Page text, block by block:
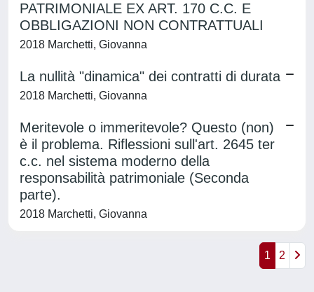
PATRIMONIALE EX ART. 170 C.C. E
OBBLIGAZIONI NON CONTRATTUALI
2018 Marchetti, Giovanna
La nullità "dinamica" dei contratti di durata
2018 Marchetti, Giovanna
Meritevole o immeritevole? Questo (non)
è il problema. Riflessioni sull'art. 2645 ter
c.c. nel sistema moderno della
responsabilità patrimoniale (Seconda
parte).
2018 Marchetti, Giovanna
1 2